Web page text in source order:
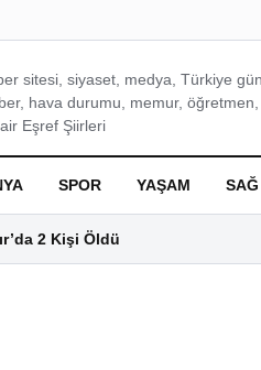
sitesi, siyaset, medya, Türkiye
hava durumu, memur,
Eşref Şiirleri
SPOR YAŞAM
2 Kişi Öldü